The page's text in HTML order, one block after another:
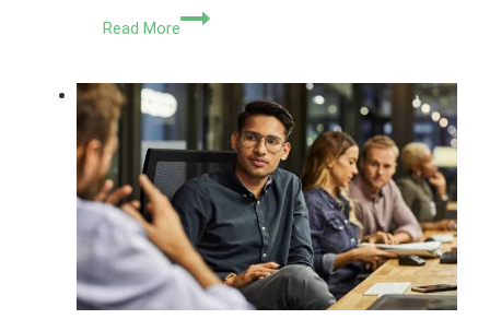
Read More
Jasa
Rajeg
Tangerang:
Legalitas
Cepat
&
Terpercaya